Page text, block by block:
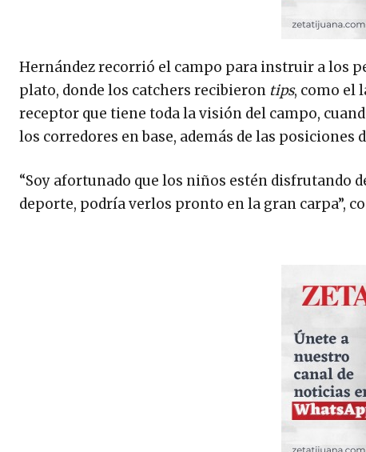
Hernández recorrió el campo para instruir a los
plato, donde los catchers recibieron tips, como el
receptor que tiene toda la visión del campo,
los corredores en base, además de las posiciones
“Soy afortunado que los niños estén disfrutando
deporte, podría verlos pronto en la gran carpa”,